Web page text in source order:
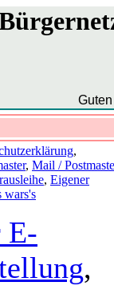
,
, Mail /
, Eigener
wars's
E-
,